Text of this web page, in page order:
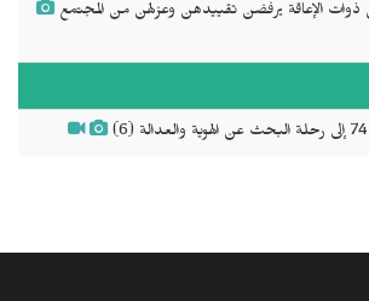
ذوات الإعاقة يرفضن تقييدهن وعزلهن من المجتمع